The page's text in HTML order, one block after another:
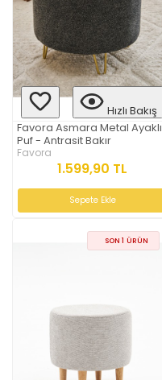
Hızlı Bakış
Favora Asmara Metal Ayaklı
Puf - Antrasit Bakır
Favora
1.599,90 TL
Sepete Ekle
SON 1 ÜRÜN